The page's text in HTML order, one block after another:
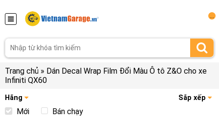
Trang chủ » Dán Decal Wrap Film Đổi Màu Ô tô Z&O cho xe
Infiniti QX60
Hãng Sắp xếp
Mới Bán chạy